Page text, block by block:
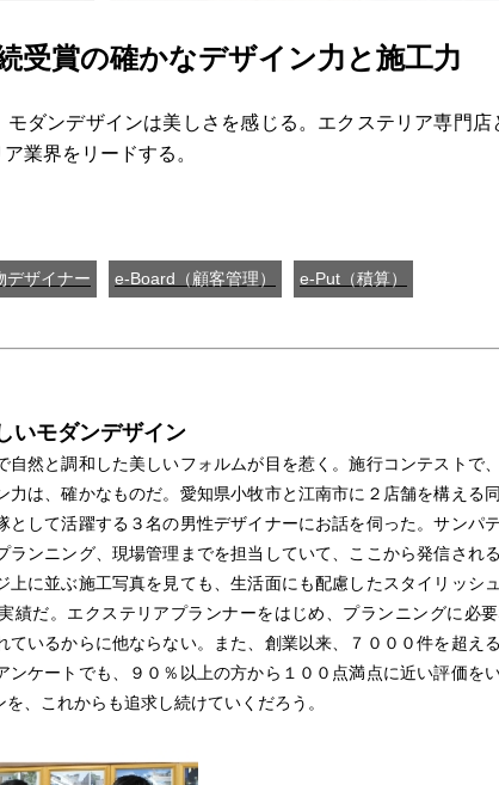
受賞の確かなデザイン力と施工力
ダンデザインは美しさを感じる。エクステリア専門
業界をリードする。
デザイナー e-Board（顧客管理） e-Put（積算）
いモダンデザイン
自然と調和した美しいフォルムが目を惹く。施行コンテストで
力は、確かなものだ。愛知県小牧市と江南市に２店舗を構える
として活躍する３名の男性デザイナーにお話を伺った。サンパ
ランニング、現場管理までを担当していて、ここから発信され
上に並ぶ施工写真を見ても、生活面にも配慮したスタイリッシ
績だ。エクステリアプランナーをはじめ、プランニングに必
ているからに他ならない。また、創業以来、７０００件を超え
ンケートでも、９０％以上の方から１００点満点に近い評価を
、これからも追求し続けていくだろう。